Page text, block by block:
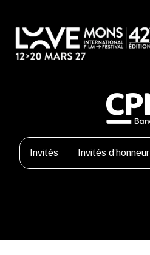
Invités Invités d’honneur